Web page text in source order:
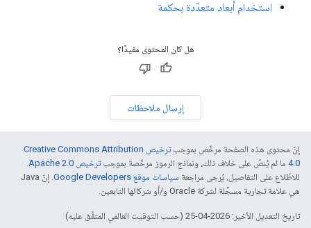
استخدام أبعاد متعدّدة بحكمة
هل كان المحتوى مفيدًا؟
إرسال ملاحظات
إنّ محتوى هذه الصفحة مرخّص بموجب
ترخيص Creative Commons Attribution
4.0‏ ما لم يُنصّ على خلاف ذلك، ونماذج الرموز مرخّصة بموجبترخيص Apache 2.0‏
.
للاطّلاع على التفاصيل، يُرجى مراجعة سياسات موقع Google Developers‏
. إنّ Java
هي علامة تجارية مسجَّلة لشركة Oracle و/أو شركائها التابعين.
تاريخ التعديل الأخير: 2026-04-25 (حسب التوقيت العالمي المتفَّق عليه)